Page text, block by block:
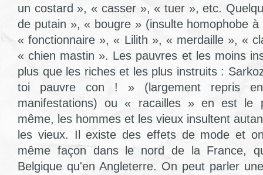
un costard », « casser », « tuer », etc.
de putain », « bougre » (insulte homophobe
« fonctionnaire », « Lilith », « merdaille », «
« chien mastin ». Les pauvres et les moins
plus que les riches et les plus instruits :
toi pauvre con ! » (largement repris
manifestations) ou « racailles » en est le
même, les hommes et les vieux insultent
les vieux. Il existe des effets de mode et
même façon dans le nord de la France,
Belgique qu'en Angleterre. On peut parler